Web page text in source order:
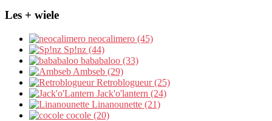
Les + wiele
neocalimero (45)
Sp!nz (44)
bababaloo (33)
Ambseb (29)
Retroblogueur (25)
Jack'o'lantern (24)
Linanounette (21)
cocole (20)